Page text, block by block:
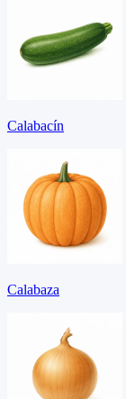
Calabacín
Calabaza